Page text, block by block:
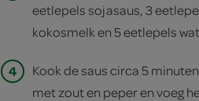
eetlepels sojasaus, 3
kokosmelk en 5 eetlepels
4
Kook de saus circa 5
met zout en peper en voeg